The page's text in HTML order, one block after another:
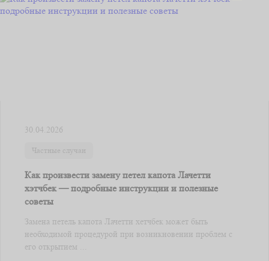
30.04.2026
Частные случаи
Как произвести замену петел капота Лачетти
хэтчбек — подробные инструкции и полезные
советы
Замена петель капота Лачетти хетчбек может быть
необходимой процедурой при возникновении проблем с
его открытием ...